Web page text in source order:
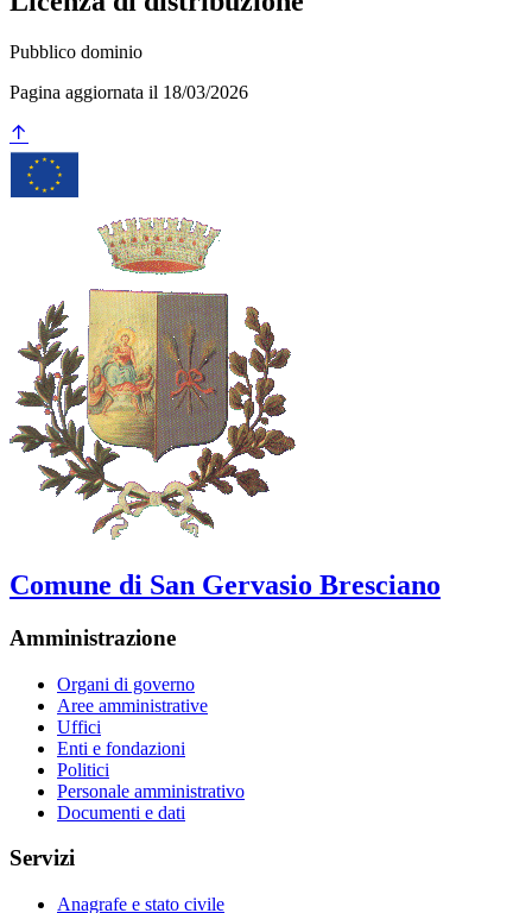
Pubblico dominio
Pagina aggiornata il 18/03/2026
Comune di San Gervasio Bresciano
Amministrazione
Organi di governo
Aree amministrative
Uffici
Enti e fondazioni
Politici
Personale amministrativo
Documenti e dati
Servizi
Anagrafe e stato civile